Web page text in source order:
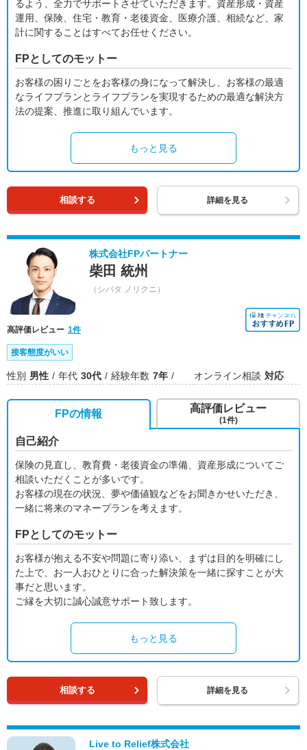
るよう、全力でサポートさせていただきます。資産形成・資産
運用、保険、住宅・教育・老後資金、医療介護、相続など、家
計に関することはすべてお任せください。
FPとしてのモットー
お客様の困りごとをお客様の身になって解決し、お客様の最適
なライフプランとライフプランを実現するための最適な解決方
法の提案、推進に取り組んでいます。
もっと見る
相談する 詳細を見る
株式会社FPパートナー
柴田 統州
（シバタ ノリクニ）
高評価レビュー 1件
接客態度がいい
性別 男性 年代 30代 経験年数 7年 オンライン相談 対応
FPの情報
自己紹介
保険の見直し、教育費・老後資金の準備、資産形成についてご
相談いただくことが多いです。
お客様の現在の状況、夢や価値観などをお聞きかせいただき、
一緒に将来のマネープランを考えます。
FPとしてのモットー
お客様が抱える不安や問題に寄り添い、まずは目的を明確にし
た上で、お一人おひとりに合った解決策を一緒に探すことが大
事だと思います。
ご縁を大切に誠心誠意サポート致します。
もっと見る
高評価レビュー
(1件)
相談する 詳細を見る
Live to Relief株式会社